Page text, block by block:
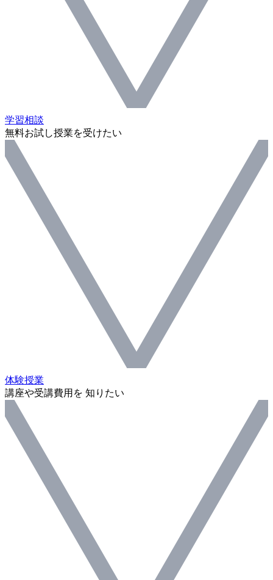
学習相談
無料お試し授業を受けたい
体験授業
講座や受講費用を 知りたい